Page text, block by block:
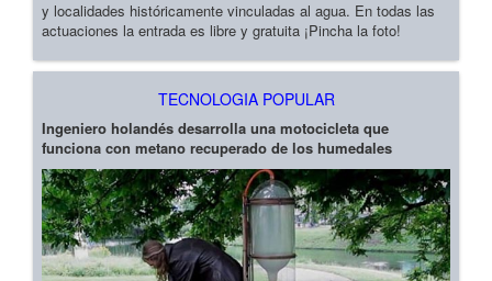
y localidades históricamente vinculadas al agua. En todas las
actuaciones la entrada es libre y gratuita ¡Pincha la foto!
TECNOLOGIA POPULAR
Ingeniero holandés desarrolla una motocicleta que
funciona con metano recuperado de los humedales